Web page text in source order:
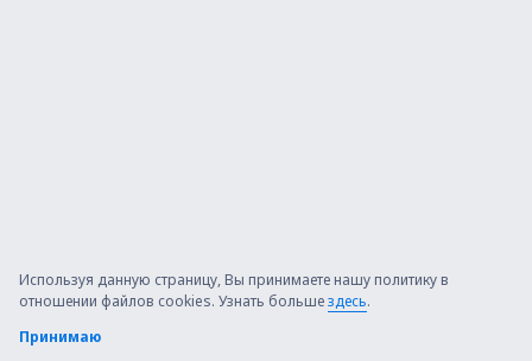
Используя данную страницу, Вы принимаете нашу политику в
отношении файлов cookies. Узнать большездесь.
Принимаю